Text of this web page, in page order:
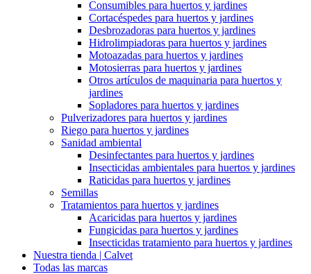
Consumibles para huertos y jardines
Cortacéspedes para huertos y jardines
Desbrozadoras para huertos y jardines
Hidrolimpiadoras para huertos y jardines
Motoazadas para huertos y jardines
Motosierras para huertos y jardines
Otros artículos de maquinaria para huertos y
jardines
Sopladores para huertos y jardines
Pulverizadores para huertos y jardines
Riego para huertos y jardines
Sanidad ambiental
Desinfectantes para huertos y jardines
Insecticidas ambientales para huertos y jardines
Raticidas para huertos y jardines
Semillas
Tratamientos para huertos y jardines
Acaricidas para huertos y jardines
Fungicidas para huertos y jardines
Insecticidas tratamiento para huertos y jardines
Nuestra tienda | Calvet
Todas las marcas